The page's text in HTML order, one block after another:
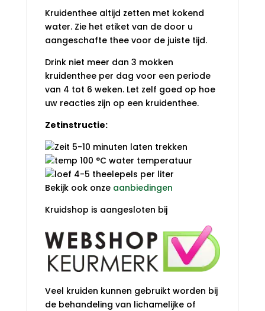
Kruidenthee altijd zetten met kokend
water. Zie het etiket van de door u
aangeschafte thee voor de juiste tijd.
Drink niet meer dan 3 mokken
kruidenthee per dag voor een periode
van 4 tot 6 weken. Let zelf goed op hoe
uw reacties zijn op een kruidenthee.
Zetinstructie:
5-10 minuten laten trekken
100 °C water temperatuur
4-5 theelepels per liter
Bekijk ook onze aanbiedingen
Kruidshop is aangesloten bij
Veel kruiden kunnen gebruikt worden bij
de behandeling van lichamelijke of